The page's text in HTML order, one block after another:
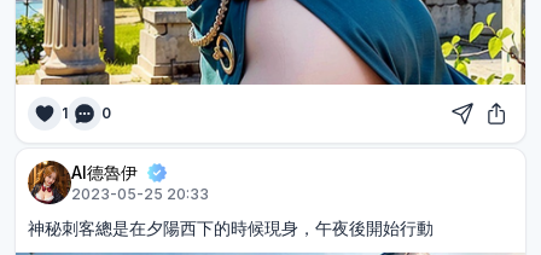
1 0
AI德魯伊
2023-05-25 20:33
神秘刺客總是在夕陽西下的時候現身，午夜後開始行動